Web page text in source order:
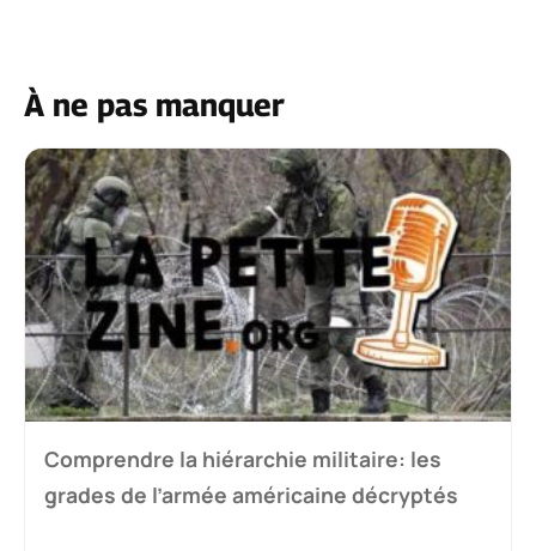
À ne pas manquer
Comprendre la hiérarchie militaire: les
grades de l’armée américaine décryptés